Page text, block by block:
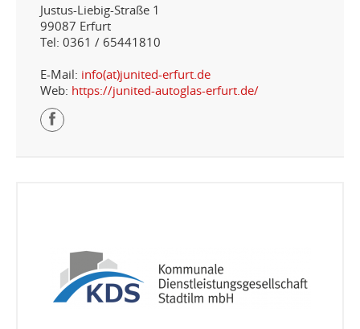
Justus-Liebig-Straße 1
99087 Erfurt
Tel: 0361 / 65441810
E-Mail: info(at)junited-erfurt.de
Web: https://junited-autoglas-erfurt.de/